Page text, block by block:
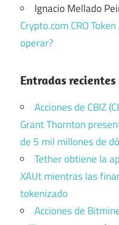
Ignacio Mellado
Crypto.com CRO
operar?
Entradas recientes
Acciones de CBIZ
Grant Thornton
de 5 mil millones de
Tether obtiene la
XAUt mientras las
tokenizado
Acciones de